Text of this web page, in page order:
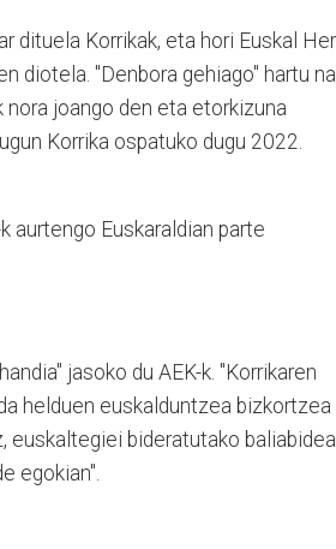
dituela Korrikak, eta hori Euskal
diotela. "Denbora gehiago" hartu
nora joango den eta etorkizuna
Korrika ospatuko dugu 2022.
aurtengo Euskaraldian parte
jasoko du AEK-k. "Korrikaren
helduen euskalduntzea bizkortzea
euskaltegiei bideratutako
egokian".